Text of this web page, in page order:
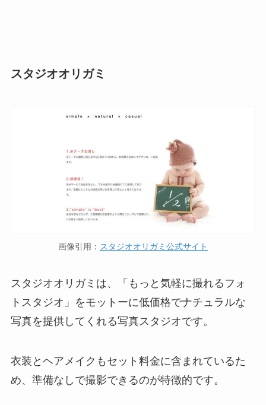
スタジオオリガミ
画像引用： スタジオオリガミ公式サイト
スタジオオリガミは、「もっと気軽に撮れるフォ
トスタジオ」をモットーに低価格でナチュラルな
写真を提供してくれる写真スタジオです。
衣装とヘアメイクもセット料金に含まれているた
め、準備なしで撮影できるのが特徴的です。